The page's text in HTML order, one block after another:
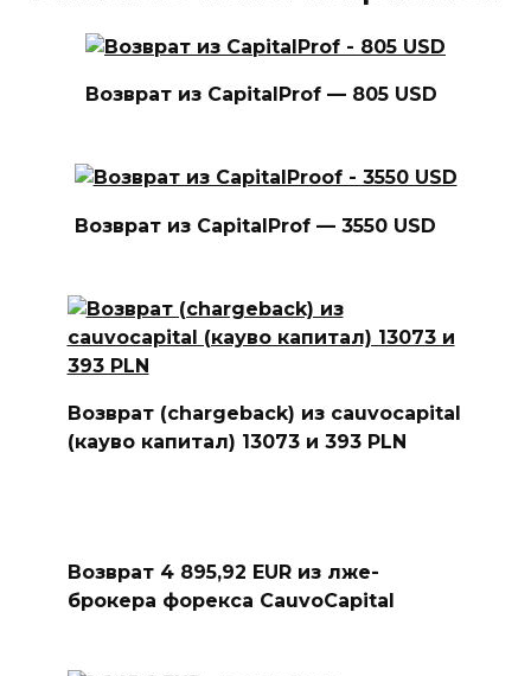
Возврат из CapitalProf — 805 USD
Возврат из CapitalProf — 3550 USD
Возврат (chargeback) из cauvocapital
(кауво капитал) 13073 и 393 PLN
Возврат 4 895,92 EUR из лже-
брокера форекса CauvoCapital